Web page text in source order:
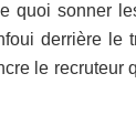
quoi sonner
derrière le
le recruteur